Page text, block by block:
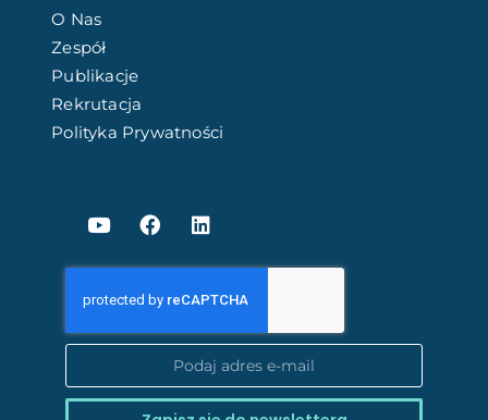
O Nas
Zespół
Publikacje
Rekrutacja
Polityka Prywatności